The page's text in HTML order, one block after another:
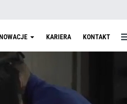
KARIERA KONTAKT